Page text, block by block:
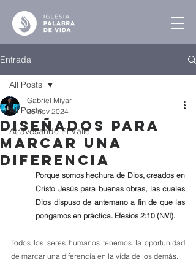
Entrada
All Posts
Atravesando El Valle
All Posts
Diseñados para
Marcar una
Diferencia
Gabriel Miyar
26 nov 2024
Porque somos hechura de Dios, creados en
Cristo Jesús para buenas obras, las cuales
Dios dispuso de antemano a fin de que las
pongamos en práctica. Efesios 2:10 (NVI).
Todos los seres humanos tenemos la oportunidad
de marcar una diferencia en la vida de los demás.